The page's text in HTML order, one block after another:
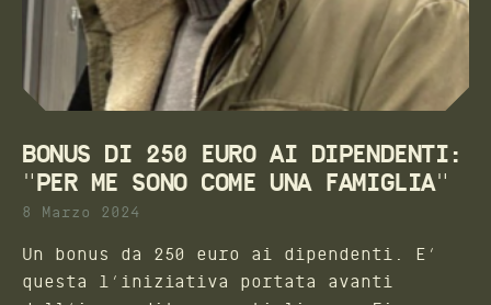
BONUS DI 250 EURO AI DIPENDENTI:
"PER ME SONO COME UNA FAMIGLIA"
8 Marzo 2024
Un bonus da 250 euro ai dipendenti. E’
questa l’iniziativa portata avanti